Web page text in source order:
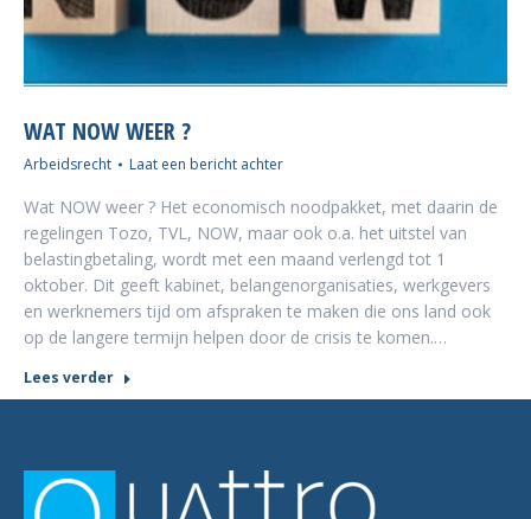
WAT NOW WEER ?
Arbeidsrecht Laat een bericht achter
Wat NOW weer ? Het economisch noodpakket, met daarin de
regelingen Tozo, TVL, NOW, maar ook o.a. het uitstel van
belastingbetaling, wordt met een maand verlengd tot 1
oktober. Dit geeft kabinet, belangenorganisaties, werkgevers
en werknemers tijd om afspraken te maken die ons land ook
op de langere termijn helpen door de crisis te komen.…
Lees verder